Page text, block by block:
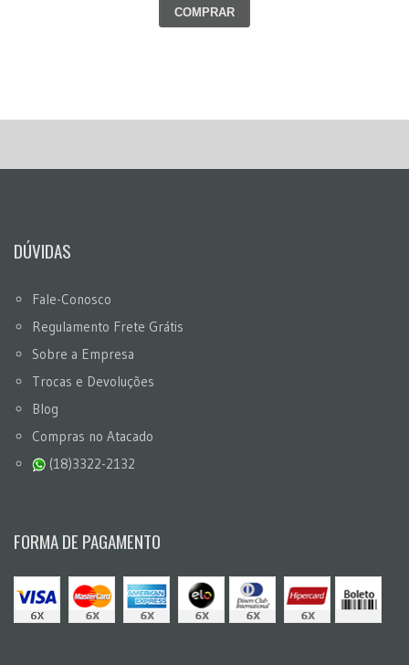
COMPRAR
DÚVIDAS
Fale-Conosco
Regulamento Frete Grátis
Sobre a Empresa
Trocas e Devoluções
Blog
Compras no Atacado
(18)3322-2132
FORMA DE PAGAMENTO